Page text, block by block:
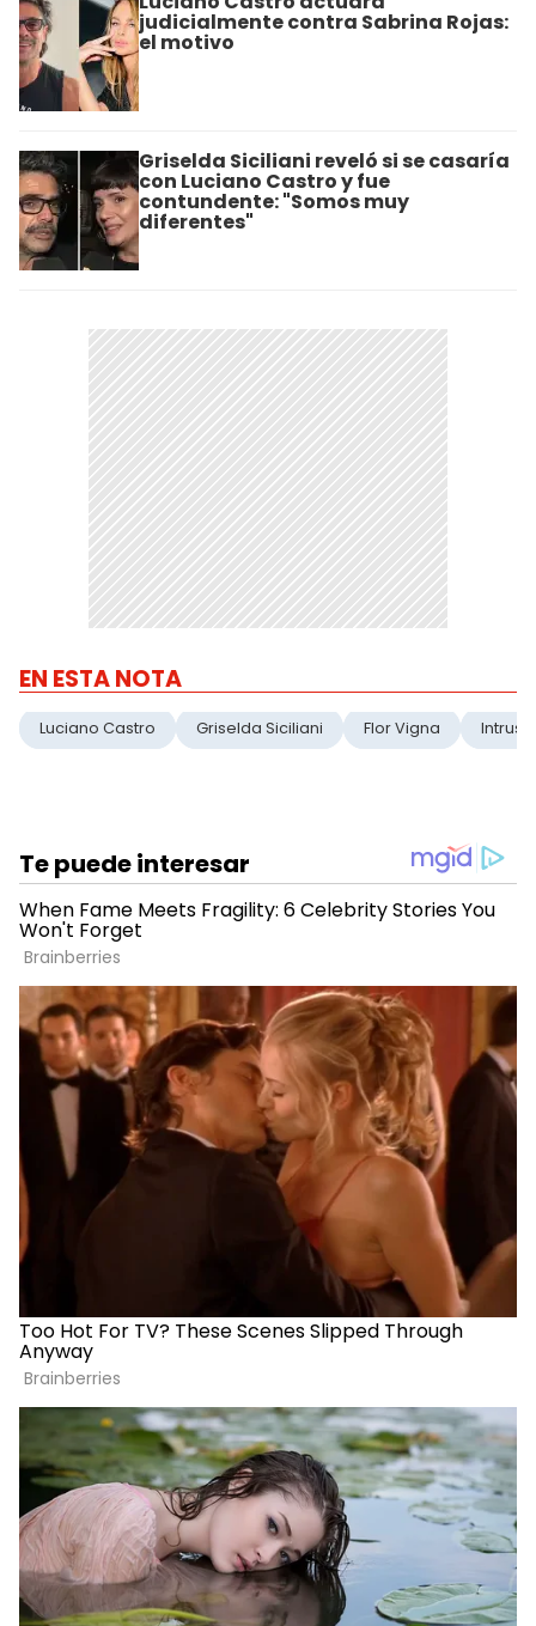
judicialmente contra Sabrina Rojas:
el motivo
Griselda Siciliani reveló si se casaría
con Luciano Castro y fue
contundente: "Somos muy
diferentes"
EN ESTA NOTA
Luciano Castro Griselda Siciliani Flor Vigna